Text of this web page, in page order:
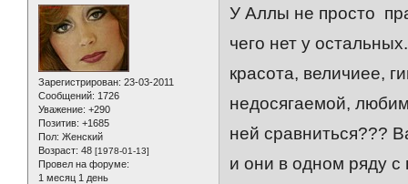
Зарегистрирован: 23-03-2011
Сообщений: 1726
Уважение: +290
Позитив: +1685
Пол: Женский
Возраст: 48 [1978-01-13]
Провел на форуме:
1 месяц 1 день
У Аллы не просто
чего нет у
красота, величиее,
недосягаемой,
ней сравниться???
и они в одном ряду с